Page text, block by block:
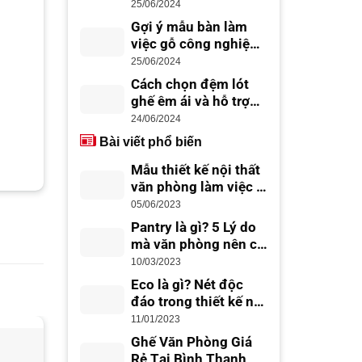
-16%
nhất cho dân văn
phòng
25/06/2024
Gợi ý mẫu bàn làm
việc gỗ công nghiệp
đẹp hiện đại
25/06/2024
Cách chọn đệm lót
ghế êm ái và hỗ trợ
lưng tốt
24/06/2024
Bài viết phổ biến
Mẫu thiết kế nội thất
văn phòng làm việc –
thiết kế văn phòng
đẹp, chuyên nghiệp
05/06/2023
Pantry là gì? 5 Lý do
mà văn phòng nên có
Office Pantry
10/03/2023
Eco là gì? Nét độc
đáo trong thiết kế nội
thất Eco
11/01/2023
Ghế Văn Phòng Giá